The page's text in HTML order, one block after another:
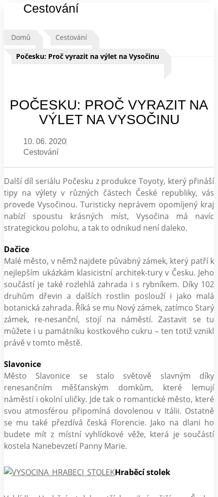
Cestování
Domů Cestování
Počesku: Proč vyrazit na výlet na Vysočinu
POČESKU: PROČ VYRAZIT NA
VÝLET NA VYSOČINU
10. 06. 2020
Cestování
Další díl seriálu Počesku z produkce Toyoty, který přináší
tipy na výlety v různých částech České republiky, vás
provede Vysočinou. Turisticky neprávem opomíjený kraj
nabízí spoustu krásných míst, Vysočina má navíc
strategickou polohu, a tak to odnikud není daleko.
Dačice
Malé město, v němž najdete půvabný zámek, který patří k
nejlepším ukázkám klasicistní architek-tury v Česku. Jeho
součástí je také rozlehlá zahrada i s rybníkem. Díky 102
druhům dřevin a dalších rostlin poslouží i jako malá
botanická zahrada. Říká se mu Nový zámek, zatímco Starý
zámek, re-nesanční, stojí na náměstí. Zastavit se tu
můžete i u památníku kostkového cukru – ten totiž vznikl
právě v tomto městě.
Slavonice
Město Slavonice se stalo světově slavným díky
renesančním měšťanským domkům, které lemují
náměstí i okolní uličky. Jde tak o romantické město, které
svou atmosférou připomíná dovolenou v Itálii. Ostatně
se mu také přezdívá česká Florencie. Jako na dlani ho
budete mít z místní vyhlídkové věže, která je součástí
kostela Nanebevzetí Panny Marie.
Hraběcí stolek